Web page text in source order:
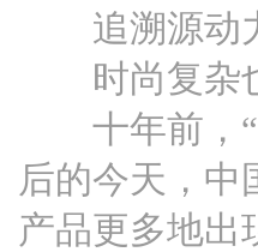
追溯源动
时尚复杂
十年前，“
后的今天，中
产品更多地出